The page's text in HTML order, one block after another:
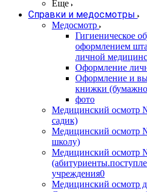
Еще
Справки и медосмотры
Медосмотр
Гигиеническое
оформлением
личной
Оформление
Оформление и
книжки
фото
Медицинский осмотр
садик)
Медицинский осмотр
школу)
Медицинский осмотр
учреждения0
Медицинский осмотр